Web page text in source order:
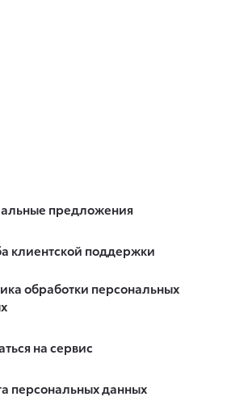
предложения
клиентской поддержки
обработки персональных
на сервис
персональных данных